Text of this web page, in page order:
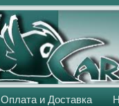
Оплата и Доставка